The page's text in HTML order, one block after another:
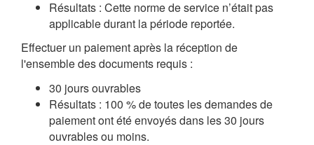
Résultats : Cette norme de service n’était pas
applicable durant la période reportée.
Effectuer un paiement après la réception de
l'ensemble des documents requis :
30 jours ouvrables
Résultats : 100 % de toutes les demandes de
paiement ont été envoyés dans les 30 jours
ouvrables ou moins.